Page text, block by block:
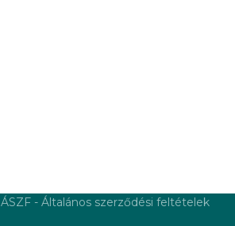
ÁSZF - Általános szerződési feltételek